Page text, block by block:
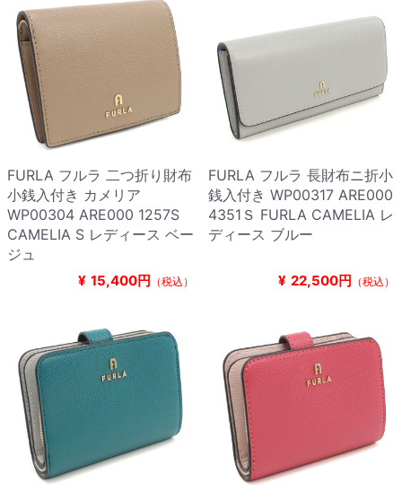
FURLA フルラ 二つ折り財布
小銭入付き カメリア
WP00304 ARE000 1257S
CAMELIA S レディース ベー
ジュ
¥ 15,400円 （税込）
FURLA フルラ 長財布ニ折小
銭入付き WP00317 ARE000
4351Ｓ FURLA CAMELIA レ
ディース ブルー
¥ 22,500円 （税込）